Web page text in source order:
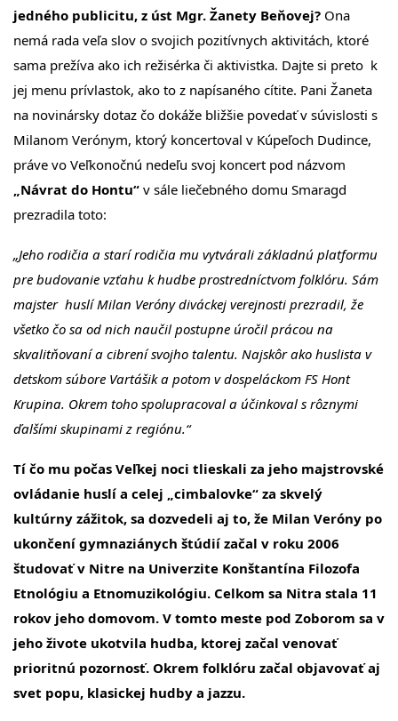
jedného publicitu, z úst Mgr. Žanety Beňovej? Ona
nemá rada veľa slov o svojich pozitívnych aktivitách, ktoré
sama prežíva ako ich režisérka či aktivistka. Dajte si preto k
jej menu prívlastok, ako to z napísaného cítite. Pani Žaneta
na novinársky dotaz čo dokáže bližšie povedať v súvislosti s
Milanom Verónym, ktorý koncertoval v Kúpeľoch Dudince,
práve vo Veľkonočnú nedeľu svoj koncert pod názvom
„Návrat do Hontu“ v sále liečebného domu Smaragd
prezradila toto:
„Jeho rodičia a starí rodičia mu vytvárali základnú platformu
pre budovanie vzťahu k hudbe prostredníctvom folklóru. Sám
majster huslí Milan Veróny diváckej verejnosti prezradil, že
všetko čo sa od nich naučil postupne úročil prácou na
skvalitňovaní a cibrení svojho talentu. Najskôr ako huslista v
detskom súbore Vartášik a potom v dospeláckom FS Hont
Krupina. Okrem toho spolupracoval a účinkoval s rôznymi
ďalšími skupinami z regiónu.“
Tí čo mu počas Veľkej noci tlieskali za jeho majstrovské
ovládanie huslí a celej „cimbalovke“ za skvelý
kultúrny zážitok, sa dozvedeli aj to, že Milan Veróny po
ukončení gymnaziánych štúdií začal v roku 2006
študovať v Nitre na Univerzite Konštantína Filozofa
Etnológiu a Etnomuzikológiu. Celkom sa Nitra stala 11
rokov jeho domovom. V tomto meste pod Zoborom sa v
jeho živote ukotvila hudba, ktorej začal venovať
prioritnú pozornosť. Okrem folklóru začal objavovať aj
svet popu, klasickej hudby a jazzu.